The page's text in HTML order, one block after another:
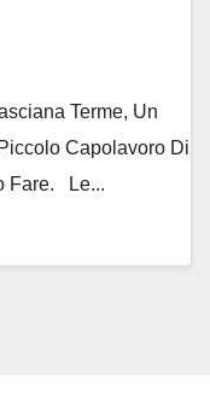
Terme, Un
Capolavoro Di
Fare. Le...